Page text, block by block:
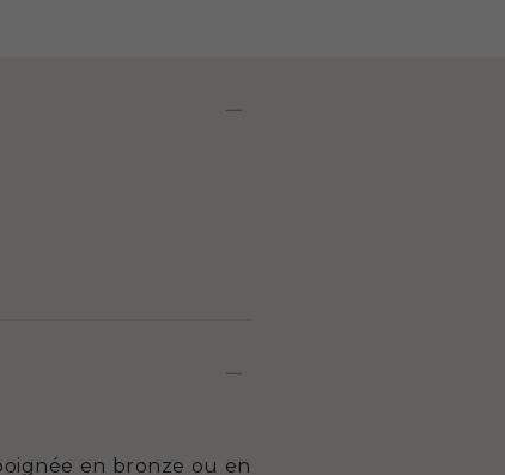
en bronze ou en